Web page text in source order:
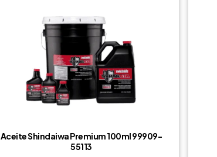
Aceite Shindaiwa Premium 100ml 99909-
55113